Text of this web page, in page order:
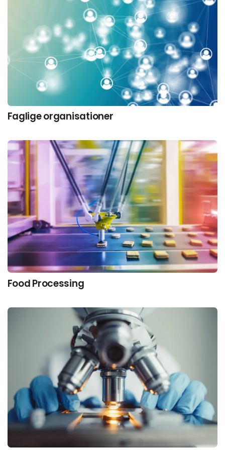
Faglige organisationer
Food Processing